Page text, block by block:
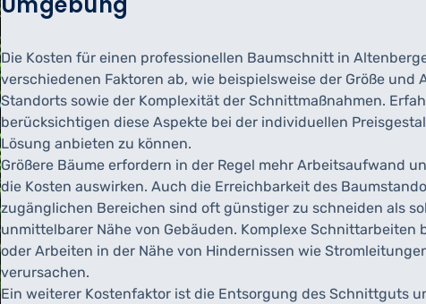
Die Kosten für einen professionellen Baumschnitt in
verschiedenen Faktoren ab, wie beispielsweise der Größe und
Standorts sowie der Komplexität der Schnittmaßnahmen.
berücksichtigen diese Aspekte bei der individuellen
Lösung anbieten zu können.
Größere Bäume erfordern in der Regel mehr Arbeitsaufwand
die Kosten auswirken. Auch die Erreichbarkeit des
zugänglichen Bereichen sind oft günstiger zu schneiden als
unmittelbarer Nähe von Gebäuden. Komplexe Schnittarbeiten
oder Arbeiten in der Nähe von Hindernissen wie
verursachen.
Ein weiterer Kostenfaktor ist die Entsorgung des Schnittguts